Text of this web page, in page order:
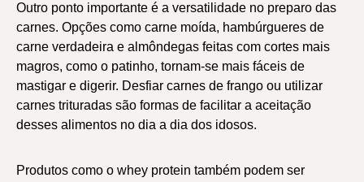
Outro ponto importante é a versatilidade no preparo das
carnes. Opções como carne moída, hambúrgueres de
carne verdadeira e almôndegas feitas com cortes mais
magros, como o patinho, tornam-se mais fáceis de
mastigar e digerir. Desfiar carnes de frango ou utilizar
carnes trituradas são formas de facilitar a aceitação
desses alimentos no dia a dia dos idosos.
Produtos como o whey protein também podem ser